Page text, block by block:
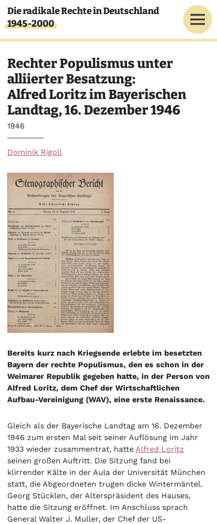
Direkt zum Inhalt
Die radikale Rechte in Deutschland
1945-2000
Rechter Populismus unter
alliierter Besatzung:
Alfred Loritz im Bayerischen
Landtag, 16. Dezember 1946
Jahr
1946
Dominik Rigoll
Bild
Bereits kurz nach Kriegsende erlebte im besetzten
Bayern der rechte Populismus, den es schon in der
Weimarer Republik gegeben hatte, in der Person von
Alfred Loritz, dem Chef der Wirtschaftlichen
Aufbau-Vereinigung (WAV), eine erste Renaissance.
Gleich als der Bayerische Landtag am 16. Dezember
1946 zum ersten Mal seit seiner Auflösung im Jahr
1933 wieder zusammentrat, hatte Alfred Loritz
seinen großen Auftritt. Die Sitzung fand bei
klirrender Kälte in der Aula der Universität München
statt, die Abgeordneten trugen dicke Wintermäntel.
Georg Stücklen, der Alterspräsident des Hauses,
hatte die Sitzung eröffnet. Im Anschluss sprach
General Walter J. Muller, der Chef der US-